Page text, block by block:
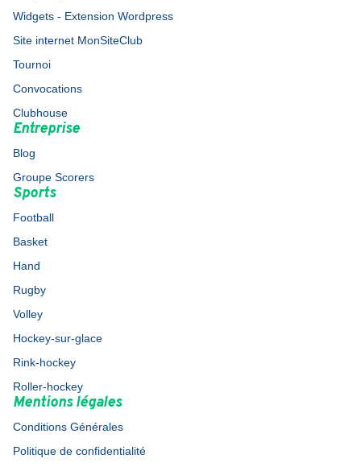
Widgets - Extension Wordpress
Site internet MonSiteClub
Tournoi
Convocations
Clubhouse
Entreprise
Blog
Groupe Scorers
Sports
Football
Basket
Hand
Rugby
Volley
Hockey-sur-glace
Rink-hockey
Roller-hockey
Mentions légales
Conditions Générales
Politique de confidentialité